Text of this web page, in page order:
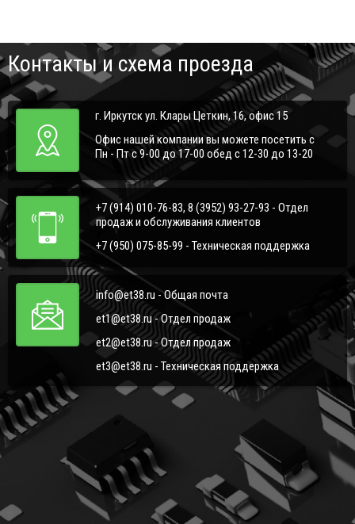
Контакты и схема проезда
г. Иркутск ул. Клары Цеткин, 16, офис 15
Офис нашей компании вы можете посетить с
Пн - Пт с 9-00 до 17-00 обед с 12-30 до 13-20
+7 (914) 010-76-83, 8 (3952) 93-27-93 - Отдел
продаж и обслуживания клиентов
+7 (950) 075-85-99 - Техническая поддержка
info@et38.ru - Общая почта
et1@et38.ru - Отдел продаж
et2@et38.ru - Отдел продаж
et3@et38.ru - Техническая поддержка